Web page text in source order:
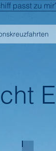
passt zu